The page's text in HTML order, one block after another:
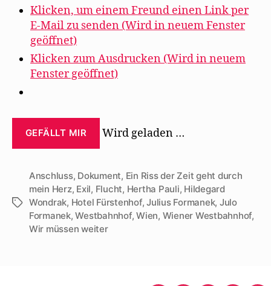
Klicken, um einem Freund einen Link per
E-Mail zu senden (Wird in neuem Fenster
geöffnet)
Klicken zum Ausdrucken (Wird in neuem
Fenster geöffnet)
GEFÄLLT MIR Wird geladen …
Schlagwörter
Anschluss, Dokument, Ein Riss der Zeit geht durch
mein Herz, Exil, Flucht, Hertha Pauli, Hildegard
Wondrak, Hotel Fürstenhof,Julius Formanek, Julo
Formanek,Westbahnhof,Wien, Wiener Westbahnhof,
Wir müssen weiter